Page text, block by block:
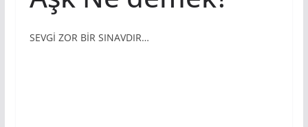
SEVGİ ZOR BİR SINAVDIR…